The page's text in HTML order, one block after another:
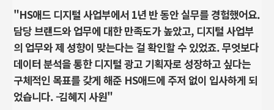
"HS애드 디지털 사업부에서 1년 반 동안 실무를 경험했어요.
담당 브랜드와 업무에 대한 만족도가 높았고, 디지털 사업부
의 업무와 제 성향이 맞는다는 걸 확인할 수 있었죠. 무엇보다
데이터 분석을 통한 디지털 광고 기획자로 성장하고 싶다는
구체적인 목표를 갖게 해준 HS애드에 주저 없이 입사하게 되
었습니다. -김혜지 사원"